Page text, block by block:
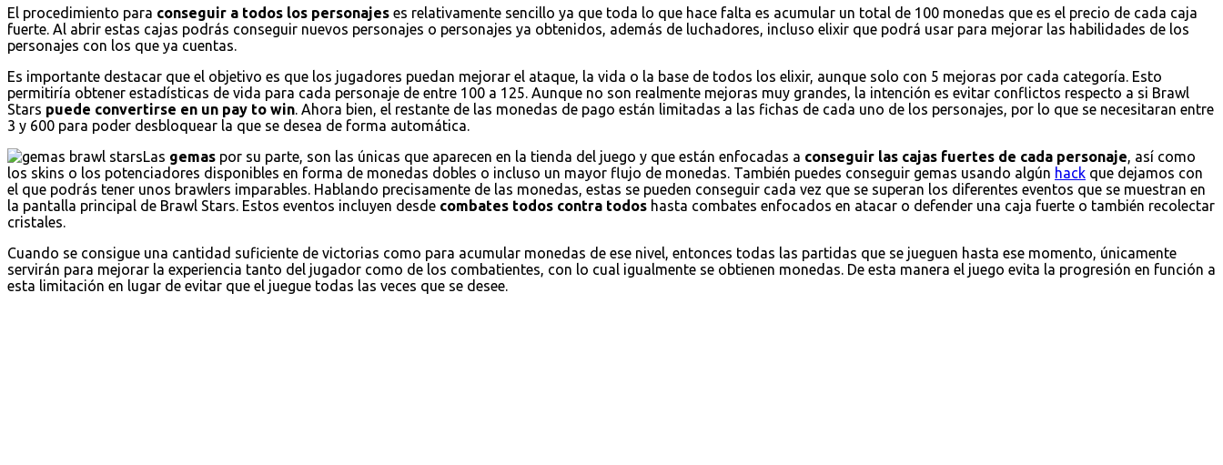
El procedimiento para conseguir a todos los personajes es relativamente sencillo ya que toda lo que hace falta es acumular un total de 100 monedas que es el precio de cada caja
fuerte. Al abrir estas cajas podrás conseguir nuevos personajes o personajes ya obtenidos, además de luchadores, incluso elixir que podrá usar para mejorar las habilidades de los
personajes con los que ya cuentas.
Es importante destacar que el objetivo es que los jugadores puedan mejorar el ataque, la vida o la base de todos los elixir, aunque solo con 5 mejoras por cada categoría. Esto
permitiría obtener estadísticas de vida para cada personaje de entre 100 a 125. Aunque no son realmente mejoras muy grandes, la intención es evitar conflictos respecto a si Brawl
Stars puede convertirse en un pay to win . Ahora bien, el restante de las monedas de pago están limitadas a las fichas de cada uno de los personajes, por lo que se necesitaran entre
3 y 600 para poder desbloquear la que se desea de forma automática.
Las gemas por su parte, son las únicas que aparecen en la tienda del juego y que están enfocadas a conseguir las cajas fuertes de cada personaje , así como
los skins o los potenciadores disponibles en forma de monedas dobles o incluso un mayor flujo de monedas. También puedes conseguir gemas usando algún hack que dejamos con
el que podrás tener unos brawlers imparables. Hablando precisamente de las monedas, estas se pueden conseguir cada vez que se superan los diferentes eventos que se muestran en
la pantalla principal de Brawl Stars. Estos eventos incluyen desde combates todos contra todos hasta combates enfocados en atacar o defender una caja fuerte o también recolectar
cristales.
Cuando se consigue una cantidad suficiente de victorias como para acumular monedas de ese nivel, entonces todas las partidas que se jueguen hasta ese momento, únicamente
servirán para mejorar la experiencia tanto del jugador como de los combatientes, con lo cual igualmente se obtienen monedas. De esta manera el juego evita la progresión en función a
esta limitación en lugar de evitar que el juegue todas las veces que se desee.